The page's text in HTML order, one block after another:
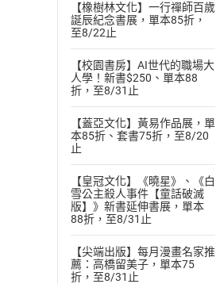
【橡樹林文化】一行禪師百歲
誕辰紀念書展，單本85折，
至8/22止
【校園書房】AI世代的職場大
人學！新書$250、單本88
折，至8/31止
【蓋亞文化】黃易作品展，單
本85折、套書75折，至8/20
止
【皇冠文化】《曉星》、《白
雪公主殺人事件【童話破滅
版】》新書延伸書展，單本
88折，至8/31止
【尖端出版】每月漫畫名家推
薦：高橋留美子，單本75
折，至8/31止